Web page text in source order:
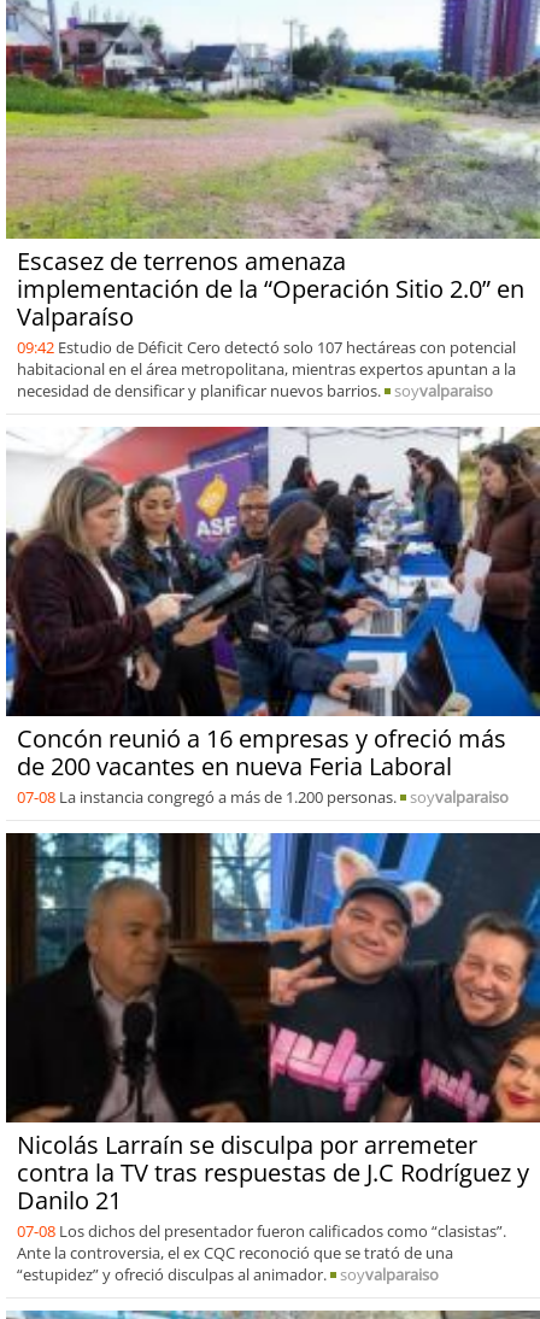
Escasez de terrenos amenaza
implementación de la “Operación Sitio 2.0” en
Valparaíso
09:42 Estudio de Déficit Cero detectó solo 107 hectáreas con potencial
habitacional en el área metropolitana, mientras expertos apuntan a la
necesidad de densificar y planificar nuevos barrios.
soyvalparaiso
Concón reunió a 16 empresas y ofreció más
de 200 vacantes en nueva Feria Laboral
07-08 La instancia congregó a más de 1.200 personas. soyvalparaiso
Nicolás Larraín se disculpa por arremeter
contra la TV tras respuestas de J.C Rodríguez y
Danilo 21
07-08 Los dichos del presentador fueron calificados como “clasistas”.
Ante la controversia, el ex CQC reconoció que se trató de una
“estupidez” y ofreció disculpas al animador.
soyvalparaiso